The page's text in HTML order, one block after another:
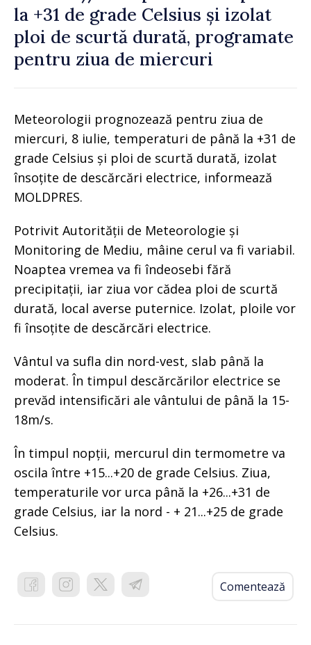
la +31 de grade Celsius și izolat
ploi de scurtă durată, programate
pentru ziua de miercuri
Meteorologii prognozează pentru ziua de
miercuri, 8 iulie, temperaturi de până la +31 de
grade Celsius și ploi de scurtă durată, izolat
însoțite de descărcări electrice, informează
MOLDPRES.
Potrivit Autorității de Meteorologie și
Monitoring de Mediu, mâine cerul va fi variabil.
Noaptea vremea va fi îndeosebi fără
precipitații, iar ziua vor cădea ploi de scurtă
durată, local averse puternice. Izolat, ploile vor
fi însoțite de descărcări electrice.
Vântul va sufla din nord-vest, slab până la
moderat. În timpul descărcărilor electrice se
prevăd intensificări ale vântului de până la 15-
18m/s.
În timpul nopții, mercurul din termometre va
oscila între +15...+20 de grade Celsius. Ziua,
temperaturile vor urca până la +26...+31 de
grade Celsius, iar la nord - + 21...+25 de grade
Celsius.
Comentează